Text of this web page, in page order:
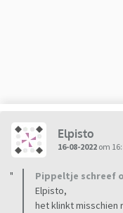
voelde (zoals je
het er uit dat ze tijd en
Heb ik die haar
om haar die te geven
Elpisto
16-08-2022 om
Pippeltje schreef
Elpisto,
het klinkt misschien